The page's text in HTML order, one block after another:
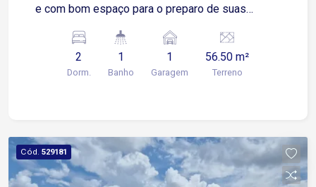
e com bom espaço para o preparo de suas
conservado. - 2 QUARTOS: Ambientes privativos
e aconchegantes, ideais para descanso. - ÁREA
DE SERVIÇO/ÁREA GOURMET: Um espaço
familiares. - 1 VAGA DE GARAGEM EXCLUSIVA:
Comodidade e segurança para o seu veículo.
Situado no bairro Vossoroca, em Votorantim, o
2
Dorm.
1
Banho
1
Garagem
56.50 m²
Terreno
Cód. 529181